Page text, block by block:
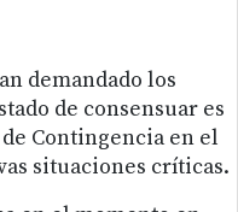
demandado los
de consensuar es
Contingencia en el
situaciones críticas.